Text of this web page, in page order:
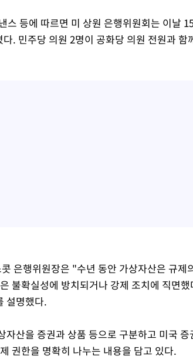
스 등에 따르면 미 상원 은행위원회는 이날
. 민주당 의원 2명이 공화당 의원 전원과 함
은행위원장은 "수년 동안 가상자산은 규
불확실성에 방치되거나 강제 조치에 직면
설명했다.
자산을 증권과 상품 등으로 구분하고 미국
권한을 명확히 나누는 내용을 담고 있다.